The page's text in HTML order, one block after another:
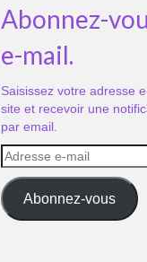
Abonnez-
e-mail.
Saisissez votre adresse
site et recevoir une
par email.
Adresse
e-
mail
Abonnez-vous